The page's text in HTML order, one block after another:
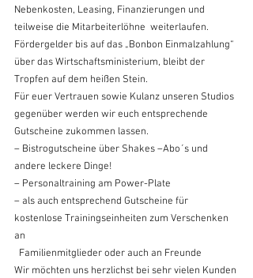
Nebenkosten, Leasing, Finanzierungen und
teilweise die Mitarbeiterlöhne  weiterlaufen.
Fördergelder bis auf das „Bonbon Einmalzahlung“
über das Wirtschaftsministerium, bleibt der
Tropfen auf dem heißen Stein.
Für euer Vertrauen sowie Kulanz unseren Studios
gegenüber werden wir euch entsprechende
Gutscheine zukommen lassen.
– Bistrogutscheine über Shakes –Abo´s und
andere leckere Dinge!
– Personaltraining am Power-Plate
– als auch entsprechend Gutscheine für
kostenlose Trainingseinheiten zum Verschenken
an
  Familienmitglieder oder auch an Freunde
Wir möchten uns herzlichst bei sehr vielen Kunden